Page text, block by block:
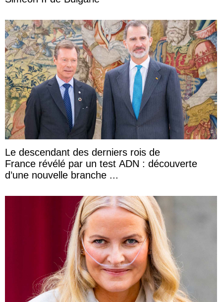
Le descendant des derniers rois de
France révélé par un test ADN : découverte
d’une nouvelle branche ...